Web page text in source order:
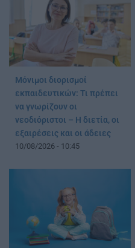
Μόνιμοι διορισμοί
εκπαιδευτικών: Τι πρέπει
να γνωρίζουν οι
νεοδιόριστοι – Η διετία, οι
εξαιρέσεις και οι άδειες
10/08/2026 - 10:45